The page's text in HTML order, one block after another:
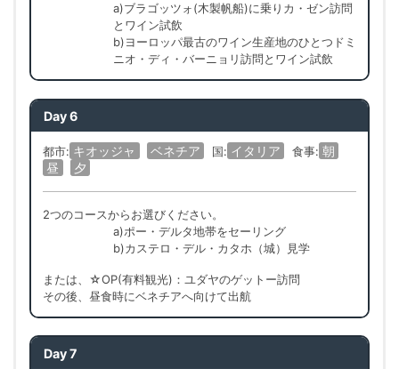
a)ブラゴッツォ(木製帆船)に乗りカ・ゼン訪問
とワイン試飲
b)ヨーロッパ最古のワイン生産地のひとつドミ
ニオ・ディ・バーニョリ訪問とワイン試飲
Day 6
都市: キオッジャ ベネチア 国: イタリア 食事: 朝
昼
夕
2つのコースからお選びください。
a)ポー・デルタ地帯をセーリング
b)カステロ・デル・カタホ（城）見学
または、☆OP(有料観光)：ユダヤのゲットー訪問
その後、昼食時にベネチアへ向けて出航
Day 7